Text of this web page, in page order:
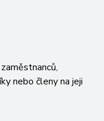
nebo členy na jeji